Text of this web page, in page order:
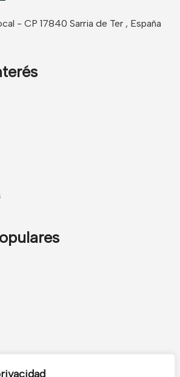
- CP 17840 Sarria de Ter , España